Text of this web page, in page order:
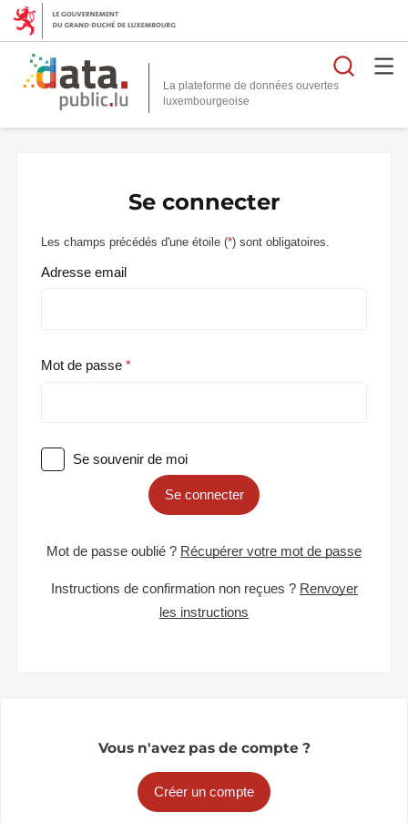
La plateforme de données ouvertes
Se connecter
Les champs précédés d'une étoile (*) sont obligatoires.
Adresse email
Mot de passe
Se souvenir de moi
Se connecter
Mot de passe oublié ? Récupérer votre mot de passe
Instructions de confirmation non reçues ? Renvoyer
les instructions
Vous n'avez pas de compte ?
Créer un compte